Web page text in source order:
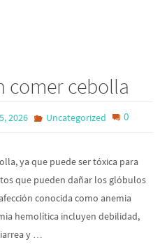
comer cebolla
2026 Uncategorized 0
ya que puede ser tóxica para
que pueden dañar los glóbulos
conocida como anemia
hemolítica incluyen debilidad,
y …